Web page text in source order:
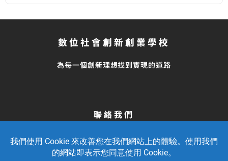
數位社會創新創業學校
為每一個創新理想找到實現的道路
聯絡我們
留言